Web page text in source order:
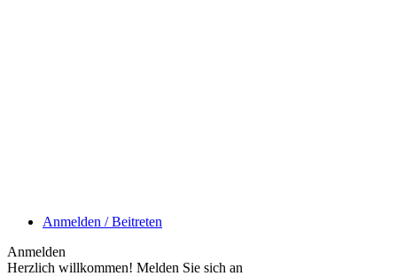
Anmelden / Beitreten
Anmelden
Herzlich willkommen! Melden Sie sich an